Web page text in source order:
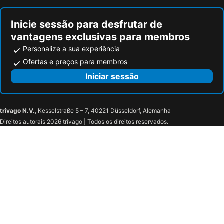
Megali Ammos Hotéis na praia
Agia Paraskevi Hotéis na praia
Inicie sessão para desfrutar de
vantagens exclusivas para membros
Personalize a sua experiência
Ofertas e preços para membros
Iniciar sessão
trivago N.V., Kesselstraße 5 – 7, 40221 Düsseldorf, Alemanha
Direitos autorais 2026 trivago | Todos os direitos reservados.